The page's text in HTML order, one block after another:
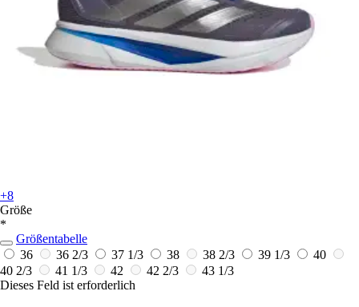
+8
Größe
*
Größentabelle
36
36 2/3 37 1/3 38 38 2/3 39 1/3
40
40 2/3
41 1/3 42 42 2/3
43 1/3
Dieses Feld ist erforderlich